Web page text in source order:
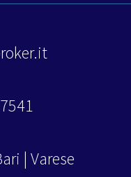
| Varese